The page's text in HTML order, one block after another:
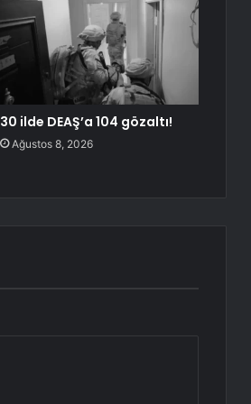
30 ilde DEAŞ’a 104 gözaltı!
Ağustos 8, 2026